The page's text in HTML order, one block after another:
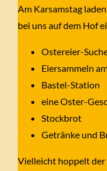
Am Karsamstag
bei uns auf dem Hof
Ostereier-
Eiersammeln
Bastel-Station
eine Oster-
Stockbrot
Getränke und
Vielleicht hoppelt der